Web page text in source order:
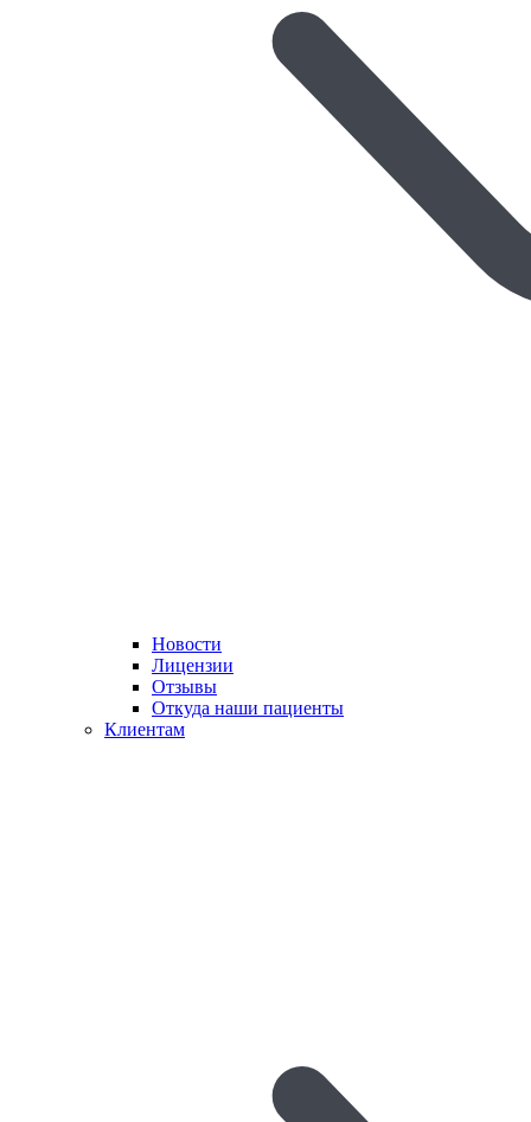
Новости
Лицензии
Отзывы
Откуда наши пациенты
Клиентам